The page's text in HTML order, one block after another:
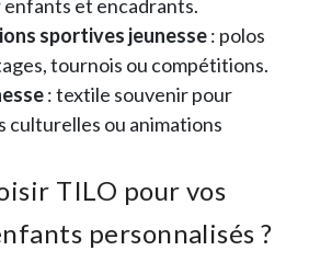
et encadrants.
sportives jeunesse: polos
tournois ou compétitions.
: textile souvenir pour
culturelles ou animations
TILO pour vos
personnalisés ?